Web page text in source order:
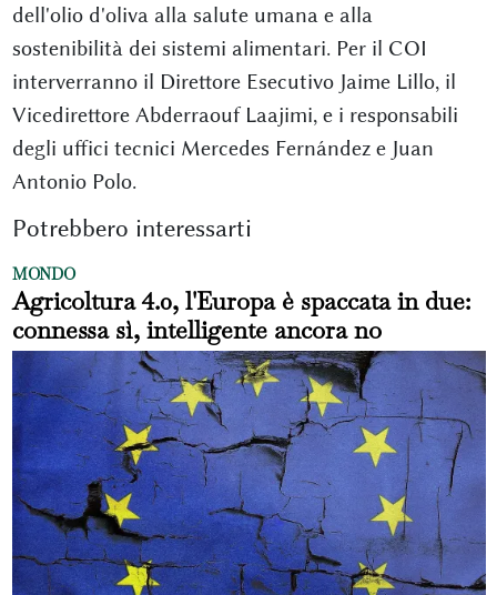
dell'olio d'oliva alla salute umana e alla
sostenibilità dei sistemi alimentari. Per il COI
interverranno il Direttore Esecutivo Jaime Lillo, il
Vicedirettore Abderraouf Laajimi, e i responsabili
degli uffici tecnici Mercedes Fernández e Juan
Antonio Polo.
Potrebbero interessarti
MONDO
Agricoltura 4.0, l'Europa è spaccata in due:
connessa sì, intelligente ancora no